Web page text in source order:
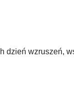
wzruszeń,